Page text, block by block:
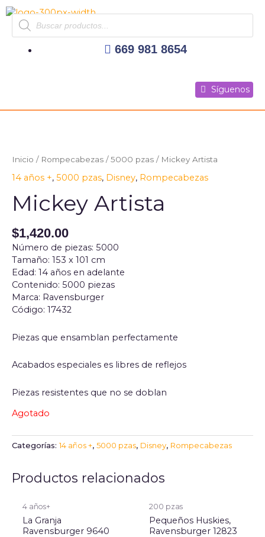
al
contenido
Products
search
669 981 8654
Síguenos
Inicio / Rompecabezas /5000 pzas / Mickey Artista
14 años +, 5000 pzas, Disney, Rompecabezas
Mickey Artista
$1,420.00
Número de piezas: 5000
Tamaño: 153 x 101 cm
Edad: 14 años en adelante
Contenido: 5000 piezas
Marca: Ravensburger
Código: 17432
Piezas que ensamblan perfectamente
Acabados especiales es libres de reflejos
Piezas resistentes que no se doblan
Agotado
Categorías:14 años +, 5000 pzas, Disney, Rompecabezas
Productos relacionados
4 años+
La Granja
Ravensburger 9640
200 pzas
Pequeños Huskies,
Ravensburger 12823